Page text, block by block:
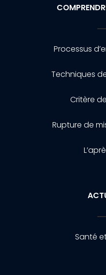
Processus
Techniques
Critère
Rupture de
Santé